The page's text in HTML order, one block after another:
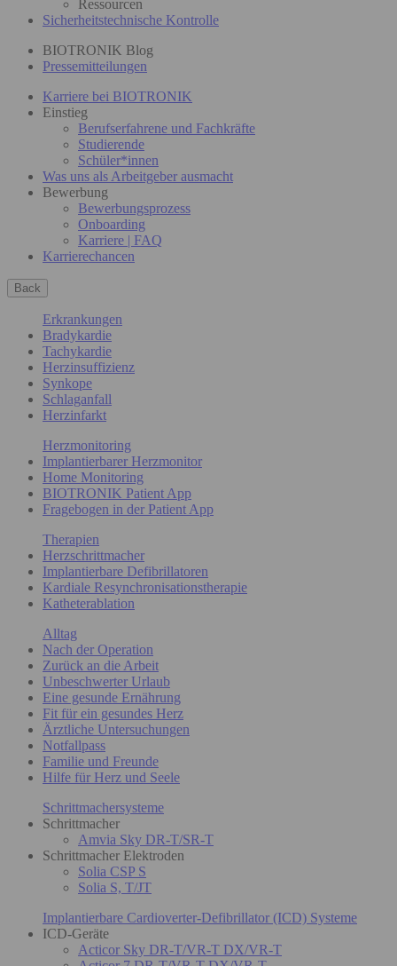
Ressourcen
Sicherheitstechnische Kontrolle
BIOTRONIK Blog
Pressemitteilungen
Karriere bei BIOTRONIK
Einstieg
Berufserfahrene und Fachkräfte
Studierende
Schüler*innen
Was uns als Arbeitgeber ausmacht
Bewerbung
Bewerbungsprozess
Onboarding
Karriere | FAQ
Karrierechancen
Back
Erkrankungen
Bradykardie
Tachykardie
Herzinsuffizienz
Synkope
Schlaganfall
Herzinfarkt
Herzmonitoring
Implantierbarer Herzmonitor
Home Monitoring
BIOTRONIK Patient App
Fragebogen in der Patient App
Therapien
Herzschrittmacher
Implantierbare Defibrillatoren
Kardiale Resynchronisationstherapie
Katheterablation
Alltag
Nach der Operation
Zurück an die Arbeit
Unbeschwerter Urlaub
Eine gesunde Ernährung
Fit für ein gesundes Herz
Ärztliche Untersuchungen
Notfallpass
Familie und Freunde
Hilfe für Herz und Seele
Schrittmachersysteme
Schrittmacher
Amvia Sky DR-T/SR-T
Schrittmacher Elektroden
Solia CSP S
Solia S, T/JT
Implantierbare Cardioverter-Defibrillator (ICD) Systeme
ICD-Geräte
Acticor Sky DR-T/VR-T DX/VR-T